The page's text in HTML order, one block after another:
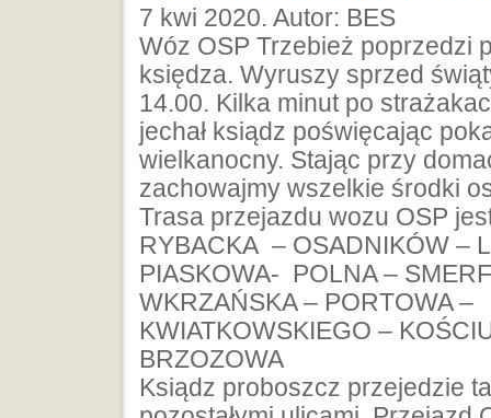
7 kwi 2020. Autor: BES
Wóz OSP Trzebież poprzedzi
księdza. Wyruszy sprzed
14.00. Kilka minut po
jechał ksiądz poświęcając
wielkanocny. Stając przy
zachowajmy wszelkie środki
Trasa przejazdu wozu OSP
RYBACKA – OSADNIKÓW –
PIASKOWA- POLNA –
WKRZAŃSKA – PORTOWA –
KWIATKOWSKIEGO –
BRZOZOWA
Ksiądz proboszcz przejedzie